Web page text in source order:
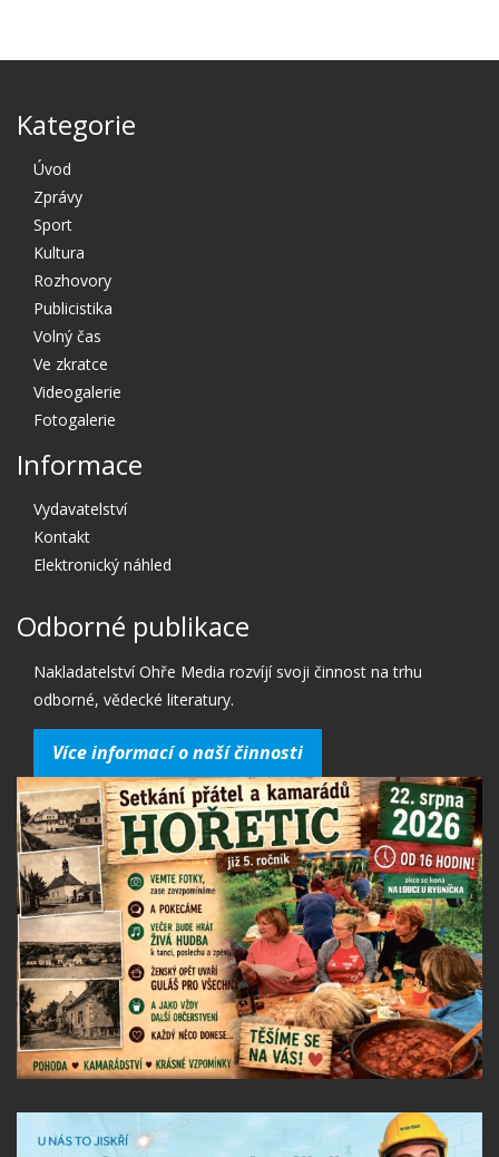
Kategorie
Úvod
Zprávy
Sport
Kultura
Rozhovory
Publicistika
Volný čas
Ve zkratce
Videogalerie
Fotogalerie
Informace
Vydavatelství
Kontakt
Elektronický náhled
Odborné publikace
Nakladatelství Ohře Media rozvíjí svoji činnost na trhu
odborné, vědecké literatury.
Více informací o naší činnosti